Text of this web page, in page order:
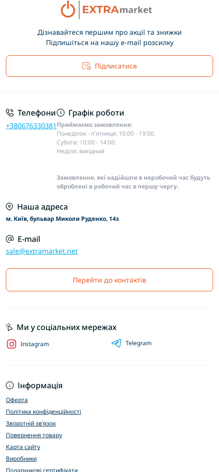
Дізнавайтеся першим про акції та знижки
Підпишіться на нашу e-mail розсилку
Підписатися
Телефони
+380676330381
Графік роботи
Приймаємо замовлення:
Понеділок - п'ятниця: 10:00 - 19:00.
Субота: 10:00 - 14:00.
Неділя: вихідний
Замовлення, які надійшли в неробочий час будуть
оброблені в робочий час в першу чергу.
Наша адреса
м. Київ, бульвар Миколи Руденко, 14з
E-mail
sale@extramarket.net
Перейти до контактів
Інформація
Оферта
Політика конфіденційності
Зворотній зв’язок
Повернення товару
Карта сайту
Виробники
Ми у соціальних мережах
Instagram Telegram